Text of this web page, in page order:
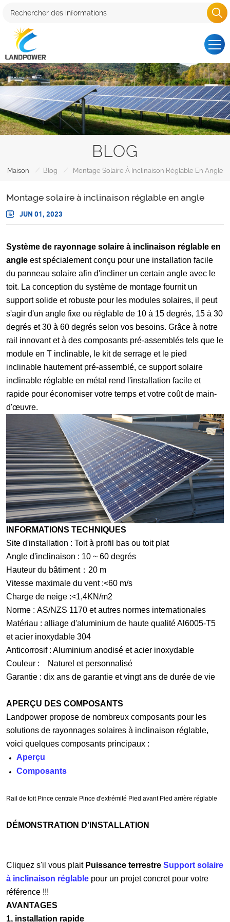
BLOG
Maison / Blog / Montage Solaire À Inclinaison Réglable En Angle
Montage solaire à inclinaison réglable en angle
JUN 01, 2023
Système de rayonnage solaire à inclinaison réglable en
angle est spécialement conçu pour une installation facile
du panneau solaire afin d'incliner un certain angle avec le
toit. La conception du système de montage fournit un
support solide et robuste pour les modules solaires, il peut
s'agir d'un angle fixe ou réglable de 10 à 15 degrés, 15 à 30
degrés et 30 à 60 degrés selon vos besoins. Grâce à notre
rail innovant et à des composants pré-assemblés tels que le
module en T inclinable, le kit de serrage et le pied
inclinable hautement pré-assemblé, ce support solaire
inclinable réglable en métal rend l'installation facile et
rapide pour économiser votre temps et votre coût de main-
d'œuvre.
INFORMATIONS TECHNIQUES
Site d'installation : Toit à profil bas ou toit plat
Angle d'inclinaison : 10 ~ 60 degrés
Hauteur du bâtiment：20 m
Vitesse maximale du vent :<60 m/s
Charge de neige :<1,4KN/m2
Norme : AS/NZS 1170 et autres normes internationales
Matériau : alliage d'aluminium de haute qualité Al6005-T5
et acier inoxydable 304
Anticorrosif : Aluminium anodisé et acier inoxydable
Couleur : Naturel et personnalisé
Garantie : dix ans de garantie et vingt ans de durée de vie
APERÇU DES COMPOSANTS
Landpower propose de nombreux composants pour les
solutions de rayonnages solaires à inclinaison réglable,
voici quelques composants principaux :
Aperçu
Composants
Rail de toit Pince centrale Pince d'extrémité Pied avant Pied arrière réglable
DÉMONSTRATION D'INSTALLATION
Cliquez s'il vous plait Puissance terrestre Support solaire
à inclinaison réglable pour un projet concret pour votre
référence !!!
AVANTAGES
1, installation rapide